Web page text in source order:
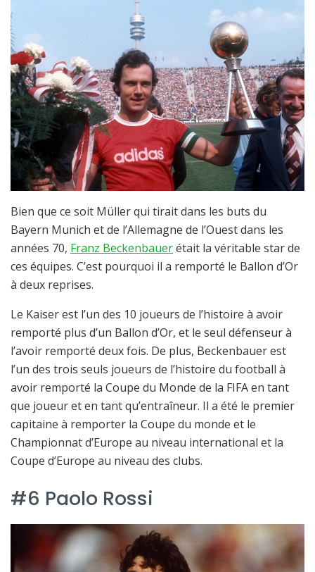
Bien que ce soit Müller qui tirait dans les buts du
Bayern Munich et de l’Allemagne de l’Ouest dans les
années 70, Franz Beckenbauerétait la véritable star de
ces équipes. C’est pourquoi il a remporté le Ballon d’Or
à deux reprises.
Le Kaiser est l’un des 10 joueurs de l’histoire à avoir
remporté plus d’un Ballon d’Or, et le seul défenseur à
l’avoir remporté deux fois. De plus, Beckenbauer est
l’un des trois seuls joueurs de l’histoire du football à
avoir remporté la Coupe du Monde de la FIFA en tant
que joueur et en tant qu’entraîneur. Il a été le premier
capitaine à remporter la Coupe du monde et le
Championnat d’Europe au niveau international et la
Coupe d’Europe au niveau des clubs.
#6 Paolo Rossi